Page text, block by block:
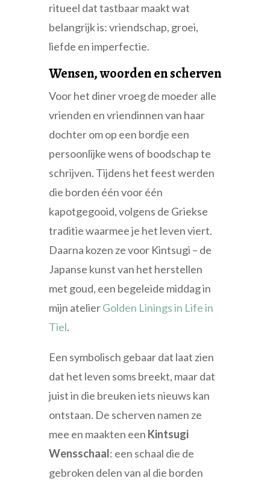
ritueel dat tastbaar maakt wat
belangrijk is: vriendschap, groei,
liefde en imperfectie.
Wensen, woorden en scherven
Voor het diner vroeg de moeder alle
vrienden en vriendinnen van haar
dochter om op een bordje een
persoonlijke wens of boodschap te
schrijven. Tijdens het feest werden
die borden één voor één
kapotgegooid, volgens de Griekse
traditie waarmee je het leven viert.
Daarna kozen ze voor Kintsugi – de
Japanse kunst van het herstellen
met goud, een begeleide middag in
mijn atelierGolden Linings in Life in
Tiel.
Een symbolisch gebaar dat laat zien
dat het leven soms breekt, maar dat
juist in die breuken iets nieuws kan
ontstaan. De scherven namen ze
mee en maakten een Kintsugi
Wensschaal: een schaal die de
gebroken delen van al die borden